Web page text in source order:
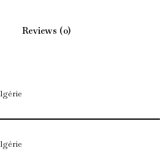
Reviews (0)